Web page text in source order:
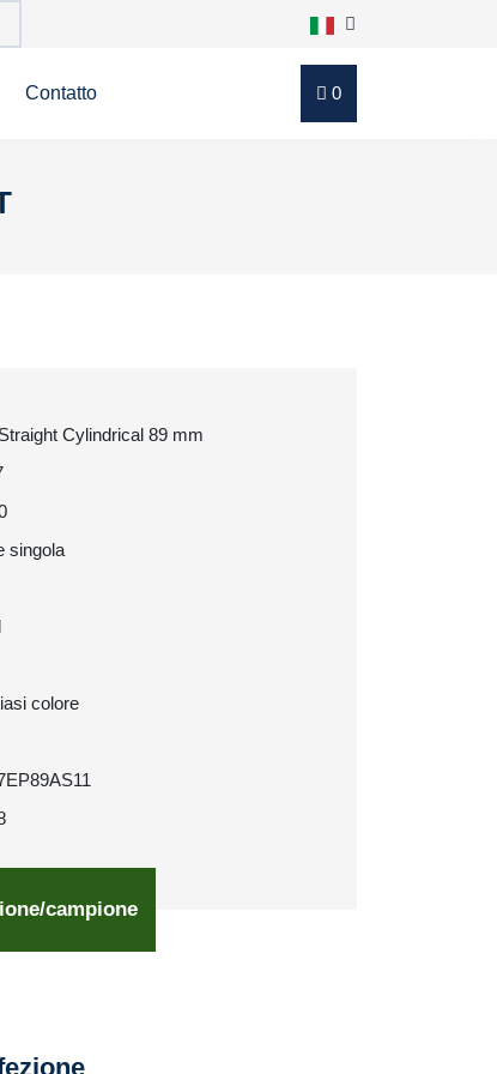
Contatto 0
Cylindrical 89 mm
singola
colore
campione